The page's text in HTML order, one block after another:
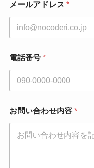
メールアドレス *
意
事
話
番
号
電話番号 *
お問い合わせ内容 *